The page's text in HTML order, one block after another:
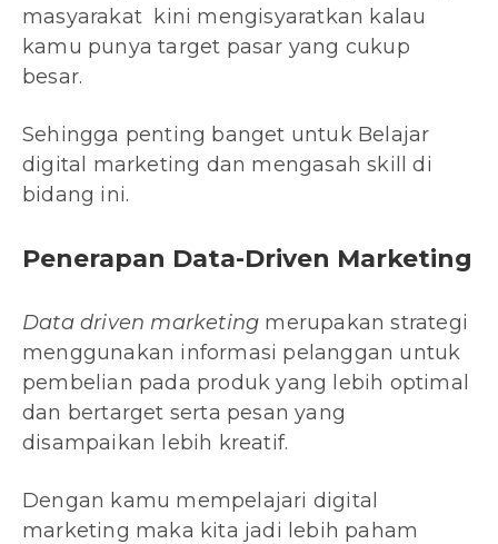
masyarakat kini mengisyaratkan kalau
kamu punya target pasar yang cukup
besar.
Sehingga penting banget untuk Belajar
digital marketing dan mengasah skill di
bidang ini.
Penerapan Data-Driven Marketing
Data driven marketing merupakan strategi
menggunakan informasi pelanggan untuk
pembelian pada produk yang lebih optimal
dan bertarget serta pesan yang
disampaikan lebih kreatif.
Dengan kamu mempelajari digital
marketing maka kita jadi lebih paham